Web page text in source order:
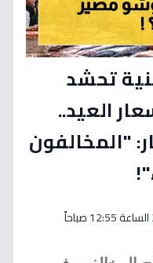
تحشد
العيد..
"المخالفون